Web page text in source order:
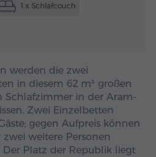
1 x Schlafcouch
werden die zwei
in diesem 62 m² großen
in der Aram-
Zwei Einzelbetten
gegen Aufpreis können
weitere Personen
Der Platz der Republik liegt